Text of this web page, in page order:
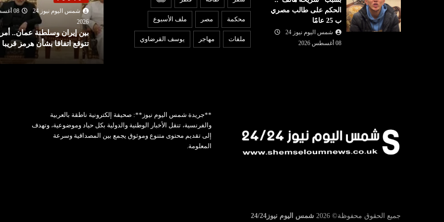
الحكم على طالب مصري
ب 25 عامًا
شمس اليوم نيوز 24
08 أغسطس 2026
محكمة مصر ملف الأسبوع
ملفات مهاجر يوسف القرضاوي
2026
من الميدان إلى القرار: كيف تقود
زهرة محمد عيسى ملف التضامن
والإغاثة في ت...
شمس اليوم نيوز 24
08 أغسطس
بين إيران وسلطنة عمان.. أمريكا
تتوقع اتفاقا بشأن هرمز قريبا
2026
ردًا على روما.. إسبانيا تفرض
إجراءات مراقبة أمام
إيطاليا!
**جريدة شمس اليوم نيوز**: صحيفة إلكترونية ناطقة بالعربية
والفرنسية، تنقل الأخبار الوطنية والدولية بكل حياد وموضوعية، وتهدف
إلى تقديم محتوى متنوع وموثوق يجمع بين المصداقية وسرعة
المعلومة.
جميع الحقوق محفوظة© 2026 شمس اليوم نيوز24/24